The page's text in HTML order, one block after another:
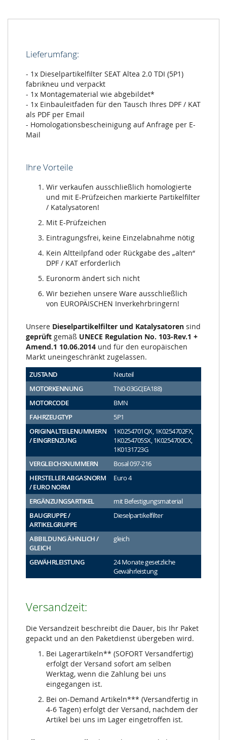
Lieferumfang:
- 1x Dieselpartikelfilter SEAT Altea 2.0 TDI (5P1)
fabrikneu und verpackt
- 1x Montagematerial wie abgebildet*
- 1x Einbauleitfaden für den Tausch Ihres DPF / KAT
als PDF per Email
- Homologationsbescheinigung auf Anfrage per E-
Mail
Ihre Vorteile
Wir verkaufen ausschließlich homologierte
und mit E-Prüfzeichen markierte Partikelfilter
/ Katalysatoren!
Mit E-Prüfzeichen
Eintragungsfrei, keine Einzelabnahme nötig
Kein Altteilpfand oder Rückgabe des „alten“
DPF / KAT erforderlich
Euronorm ändert sich nicht
Wir beziehen unsere Ware ausschließlich
von EUROPÄISCHEN Inverkehrbringern!
Unsere Dieselpartikelfilter und Katalysatoren sind
geprüft gemäß UNECE Regulation No. 103-Rev.1 +
Amend.1 10.06.2014 und für den europäischen
Markt uneingeschränkt zugelassen.
ZUSTAND
Neuteil
MOTORKENNUNG
TN0-03GC(EA188)
MOTORCODE
BMN
FAHRZEUGTYP
5P1
ORIGINALTEILENUMMERN
/ EINGRENZUNG
1K0254701QX, 1K0254702FX,
1K0254705SX, 1K0254700CX,
1K0131723G
VERGLEICHSNUMMERN
Bosal 097-216
HERSTELLER ABGASNORM
/ EURO NORM
Euro 4
ERGÄNZUNGSARTIKEL
mit Befestigungsmaterial
BAUGRUPPE /
ARTIKELGRUPPE
Dieselpartikelfilter
ABBILDUNG ÄHNLICH /
GLEICH
gleich
GEWÄHRLEISTUNG
24 Monate gesetzliche
Gewährleistung
Versandzeit:
Die Versandzeit beschreibt die Dauer, bis Ihr Paket
gepackt und an den Paketdienst übergeben wird.
Bei Lagerartikeln** (SOFORT Versandfertig)
erfolgt der Versand sofort am selben
Werktag, wenn die Zahlung bei uns
eingegangen ist.
Bei on-Demand Artikeln*** (Versandfertig in
4-6 Tagen) erfolgt der Versand, nachdem der
Artikel bei uns im Lager eingetroffen ist.